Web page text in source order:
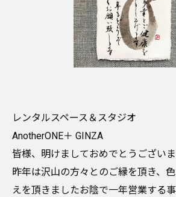
レンタルスペース＆スタジオ
AnotherONE＋ GINZA
皆様、明けましておめでとうござい
昨年は沢山の方々とのご縁を頂き、
えを頂きましたお陰で一年営業する